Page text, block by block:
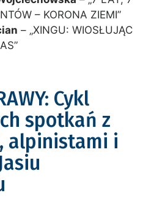
– KORONA ZIEMI”
– „XINGU: WIOSŁUJĄC
Cykl
spotkań z
alpinistami i